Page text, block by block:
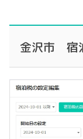
金沢市 宿